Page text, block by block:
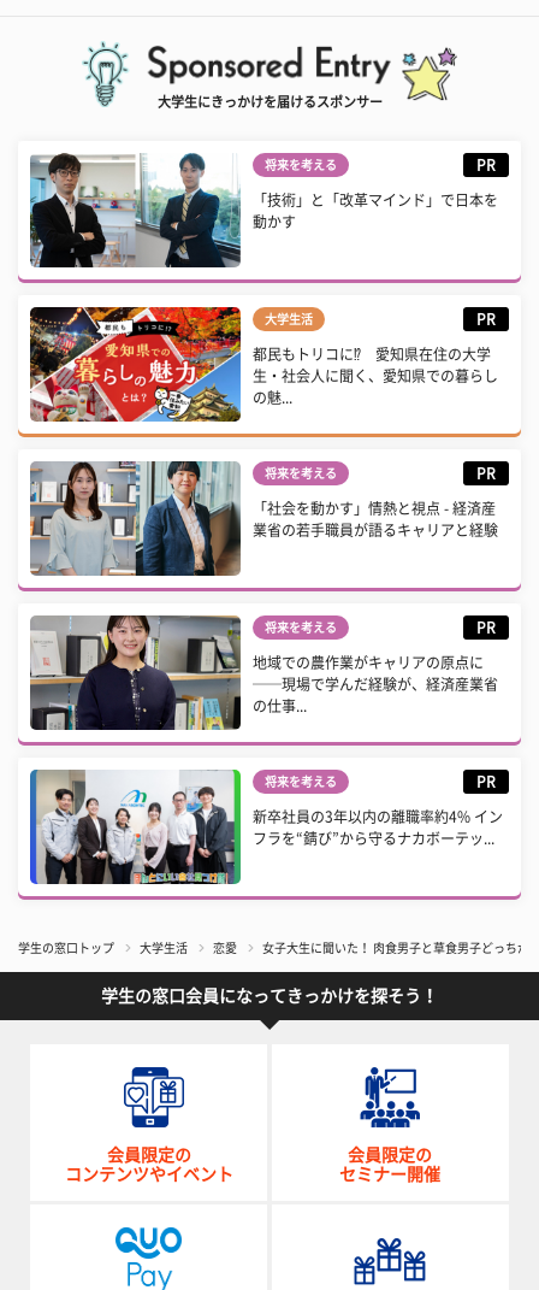
大学生にきっかけを届けるスポンサー
将来を考える PR
「技術」と「改革マインド」で日本を
動かす
大学生活 PR
都民もトリコに⁉ 愛知県在住の大学
生・社会人に聞く、愛知県での暮らし
の魅...
将来を考える PR
「社会を動かす」情熱と視点 - 経済産
業省の若手職員が語るキャリアと経験
将来を考える PR
地域での農作業がキャリアの原点に
──現場で学んだ経験が、経済産業省
の仕事...
将来を考える PR
新卒社員の3年以内の離職率約4% イン
フラを“錆び”から守るナカボーテッ...
学生の窓口トップ 大学生活 恋愛 女子大生に聞いた！ 肉食男子と草食男子どっちが
学生の窓口会員になってきっかけを探そう！
会員限定の
コンテンツやイベント
会員限定の
セミナー開催